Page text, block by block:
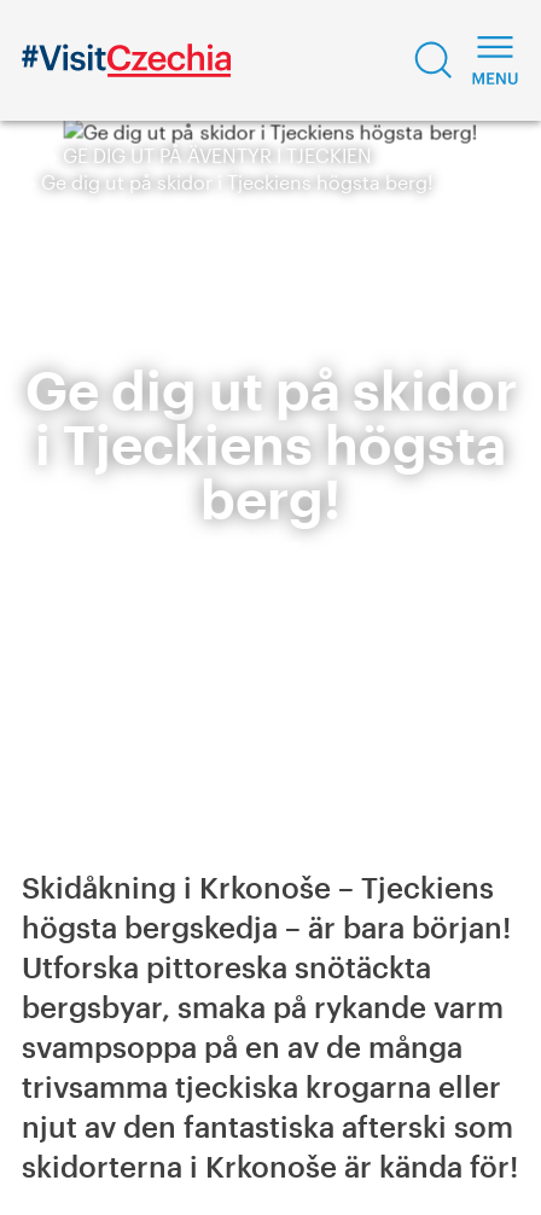
GE DIG UT PÅ ÄVENTYR I TJECKIEN
Ge dig ut på skidor i Tjeckiens högsta berg!
Ge dig ut på skidor
i Tjeckiens högsta
berg!
Skidåkning i Krkonoše – Tjeckiens
högsta bergskedja – är bara början!
Utforska pittoreska snötäckta
bergsbyar, smaka på rykande varm
svampsoppa på en av de många
trivsamma tjeckiska krogarna eller
njut av den fantastiska afterski som
skidorterna i Krkonoše är kända för!